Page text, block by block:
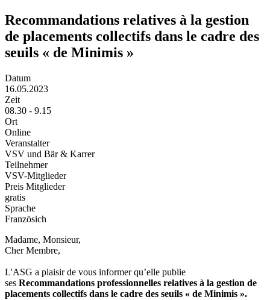
Recommandations relatives à la gestion
de placements collectifs dans le cadre des
seuils « de Minimis »
Datum
16.05.2023
Zeit
08.30 - 9.15
Ort
Online
Veranstalter
VSV und Bär & Karrer
Teilnehmer
VSV-Mitglieder
Preis Mitglieder
gratis
Sprache
Französich
Madame, Monsieur,
Cher Membre,
L'ASG a plaisir de vous informer qu’elle publie
ses Recommandations professionnelles relatives à la gestion de
placements collectifs dans le cadre des seuils « de Minimis ».